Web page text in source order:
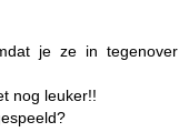
je ze in tegenover
nog leuker!!